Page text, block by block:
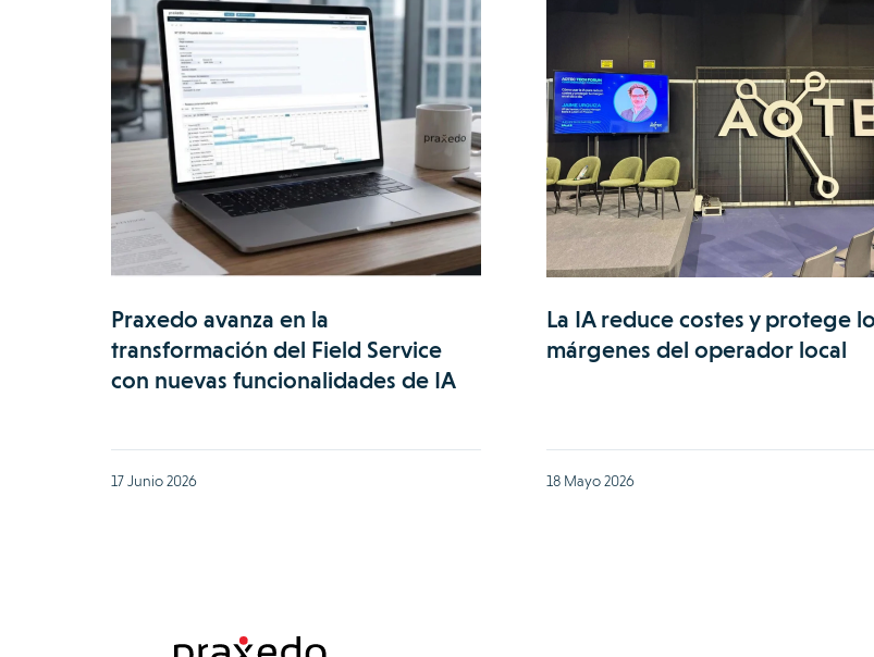
Praxedo avanza en la
transformación del Field Service
con nuevas funcionalidades de IA
17 Junio 2026
La IA reduce costes y protege
márgenes del operador local
18 Mayo 2026